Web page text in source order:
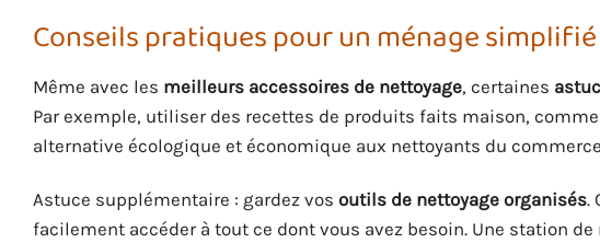
Conseils pratiques pour un ménage simplifié
Même avec les meilleurs accessoires de nettoyage, certaines
Par exemple, utiliser des recettes de produits faits maison,
alternative écologique et économique aux nettoyants du
Astuce supplémentaire : gardez vos outils de nettoyage organisés.
facilement accéder à tout ce dont vous avez besoin. Une station